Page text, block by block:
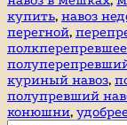
купить, навоз
перегной,
куриный навоз,
полупревший
конюшни,